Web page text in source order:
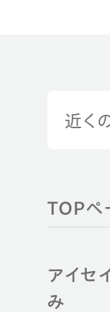
近く
TOPペ
アイセ
み